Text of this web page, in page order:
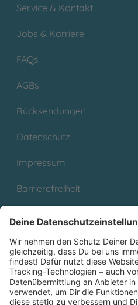
Service & Kontakt
Jobs & Karriere
FAQs
AGBs
Rücksendungen
Datenschutz
Impressum
Barrierefreiheit
Partnerprogramm (Affiliate)
Folge uns auf